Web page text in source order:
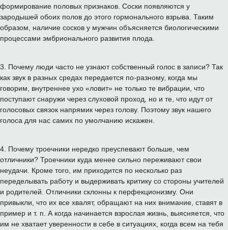
формирование половых признаков Соски появляются у
зародышей обоих полов до этого гормонального взрыва Таким
образом
наличие сосков у мужчин объясняется биологическими
процессами эмбрионального развития плода
3 Почему люди часто не узнают собственный голос в записи? Так
как звук в разных средах передается по-разному, когда мы
говорим
внутреннее ухо «ловит» не только те вибрации что
поступают снаружи через слуховой проход но и те что идут от
голосовых связок напрямик через голову. Поэтому звук нашего
голоса для нас самих по умолчанию искажен.
4 Почему троечники нередко преуспевают больше чем
отличники? Троечники куда менее сильно переживают свои
неудачи
Кроме того им приходится по несколько раз
переделывать работу и выдерживать критику со стороны учителей
и родителей Отличники склонны к перфекционизму. Они
привыкли что их все хвалят, обращают на них внимание ставят в
пример и т. п А когда начинается взрослая жизнь выясняется что
им не хватает уверенности в себе в ситуациях когда всем на тебя